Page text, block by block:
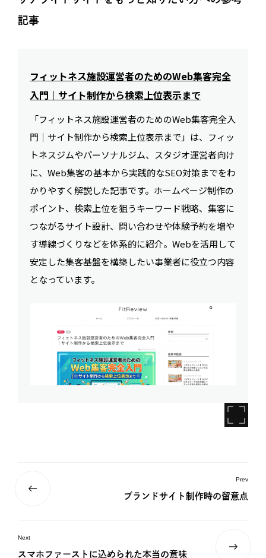
記事
フィットネス施設運営者のためのWeb集客完全
入門｜サイト制作から検索上位表示まで
「フィットネス施設運営者のためのWeb集客完全入
門｜サイト制作から検索上位表示まで」は、フィッ
トネスジムやパーソナルジム、スタジオ運営者向け
に、Web集客の基本から実践的なSEO対策までをわ
かりやすく解説した記事です。ホームページ制作の
ポイント、検索上位を狙うキーワード戦略、集客に
つながるサイト設計、問い合わせや体験予約を増や
す導線づくりなどを体系的に紹介。Webを活用して
安定した集客基盤を構築したい事業者に役立つ内容
となっています。
Prev
ブランドサイト制作時の留意点
Next
スマホファーストに込められた本当の意味